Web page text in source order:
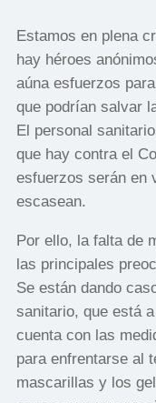
Estamos en plena
hay héroes
aúna esfuerzos
que podrían salvar
El personal
que hay contra el
esfuerzos serán en
escasean.
Por ello, la falta de
las principales
Se están dando
sanitario, que está
cuenta con las
para enfrentarse al
mascarillas y los